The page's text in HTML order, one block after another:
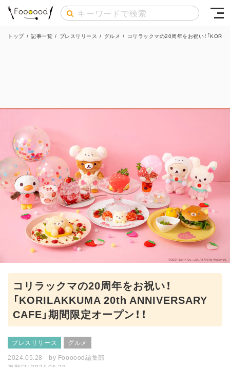
トップ / 記事一覧 / プレスリリース / グルメ / コリラックマの20周年をお祝い！「
コリラックマの20周年をお祝い！
「KORILAKKUMA 20th ANNIVERSARY
CAFE」期間限定オープン！！
プレスリリース
グルメ
2024.05.28
by Foooood編集部